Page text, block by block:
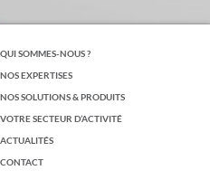
QUI SOMMES-NOUS ?
NOS EXPERTISES
NOS SOLUTIONS & PRODUITS
VOTRE SECTEUR D’ACTIVITÉ
ACTUALITÉS
CONTACT